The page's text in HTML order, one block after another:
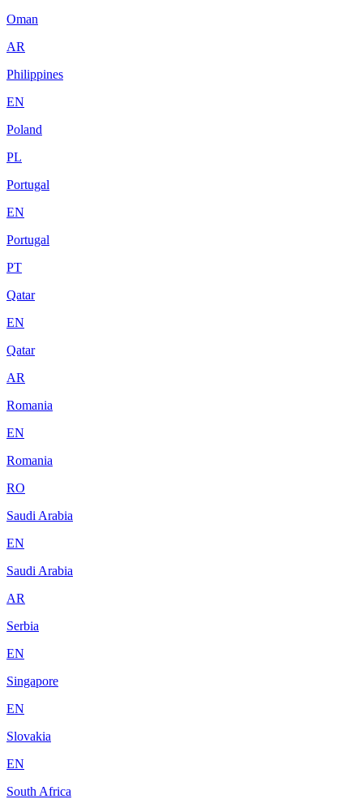
Oman
AR
Philippines
EN
Poland
PL
Portugal
EN
Portugal
PT
Qatar
EN
Qatar
AR
Romania
EN
Romania
RO
Saudi Arabia
EN
Saudi Arabia
AR
Serbia
EN
Singapore
EN
Slovakia
EN
South Africa